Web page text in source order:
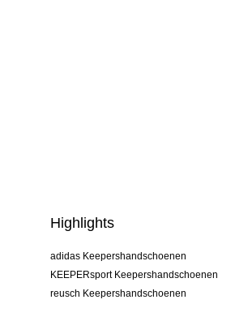
Highlights
adidas Keepershandschoenen
KEEPERsport Keepershandschoenen
reusch Keepershandschoenen